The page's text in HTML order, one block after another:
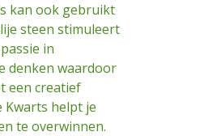
kan ook gebruikt
steen stimuleert
in
denken waardoor
een creatief
Kwarts helpt je
te overwinnen.